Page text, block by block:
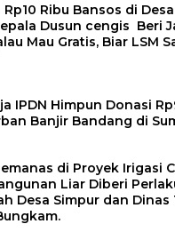
Ribu Bansos di
Dusun cengis Beri
Mau Gratis, Biar LSM
IPDN Himpun Donasi
Banjir Bandang di
di Proyek Irigasi
Liar Diberi
Desa Simpur dan Dinas